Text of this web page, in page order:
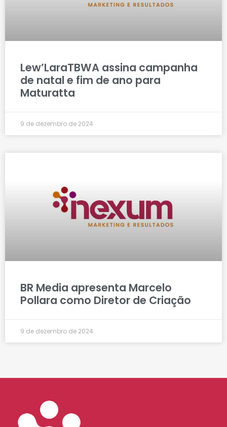
Lew’LaraTBWA assina campanha
de natal e fim de ano para
Maturatta
9 de dezembro de 2024
BR Media apresenta Marcelo
Pollara como Diretor de Criação
9 de dezembro de 2024